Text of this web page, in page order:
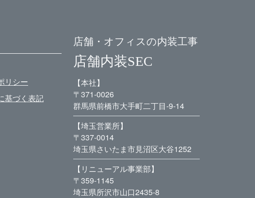
リシー
基づく表記
店舗・オフィスの内装工事
店舗内装SEC
【本社】
〒371-0026
群馬県前橋市大手町二丁目-9-14
【埼玉営業所】
〒337-0014
埼玉県さいたま市見沼区大谷1252
【リニューアル事業部】
〒359-1145
埼玉県所沢市山口2435-8